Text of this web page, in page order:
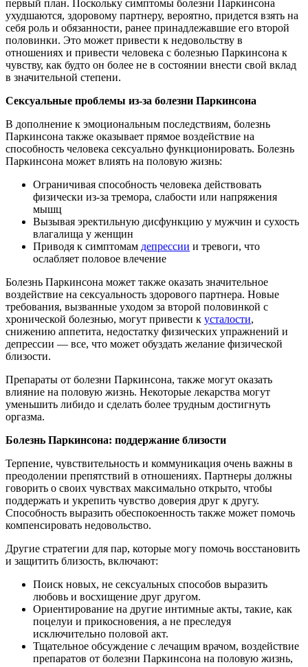
первый план. Поскольку симптомы болезни Паркинсона
ухудшаются, здоровому партнеру, вероятно, придется взять на
себя роль и обязанности, ранее принадлежавшие его второй
половинки. Это может привести к недовольству в
отношениях и привести человека с болезнью Паркинсона к
чувству, как будто он более не в состоянии внести свой вклад
в значительной степени.
Сексуальные проблемы из-за болезни Паркинсона
В дополнение к эмоциональным последствиям, болезнь
Паркинсона также оказывает прямое воздействие на
способность человека сексуально функционировать. Болезнь
Паркинсона может влиять на половую жизнь:
Ограничивая способность человека действовать
физически из-за тремора, слабости или напряжения
мышц
Вызывая эректильную дисфункцию у мужчин и сухость
влагалища у женщин
Приводя к симптомам депрессии и тревоги, что
ослабляет половое влечение
Болезнь Паркинсона может также оказать значительное
воздействие на сексуальность здорового партнера. Новые
требования, вызванные уходом за второй половинкой с
хронической болезнью, могут привести к усталости,
снижению аппетита, недостатку физических упражнений и
депрессии — все, что может обуздать желание физической
близости.
Препараты от болезни Паркинсона, также могут оказать
влияние на половую жизнь. Некоторые лекарства могут
уменьшить либидо и сделать более трудным достигнуть
оргазма.
Болезнь Паркинсона: поддержание близости
Терпение, чувствительность и коммуникация очень важны в
преодолении препятствий в отношениях. Партнеры должны
говорить о своих чувствах максимально открыто, чтобы
поддержать и укрепить чувство доверия друг к другу.
Способность выразить обеспокоенность также может помочь
компенсировать недовольство.
Другие стратегии для пар, которые могу помочь восстановить
и защитить близость, включают:
Поиск новых, не сексуальных способов выразить
любовь и восхищение друг другом.
Ориентирование на другие интимные акты, такие, как
поцелуи и прикосновения, а не преследуя
исключительно половой акт.
Тщательное обсуждение с лечащим врачом, воздействие
препаратов от болезни Паркинсона на половую жизнь,